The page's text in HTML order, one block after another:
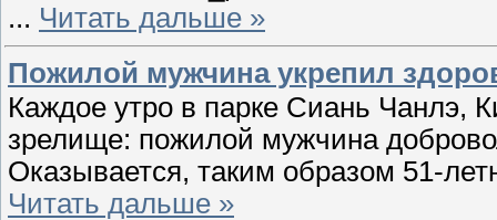
... Читать дальше »
Пожилой мужчина укрепил
Каждое утро в парке Сиань Чанлэ,
зрелище: пожилой мужчина
Оказывается, таким образом 51-
Читать дальше »